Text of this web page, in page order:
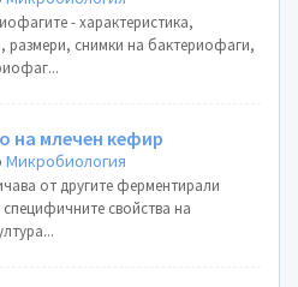
- характеристика,
размери, снимки на бактериофаги,
на млечен кефир
Микробиология
от другите ферментирали
свойства на